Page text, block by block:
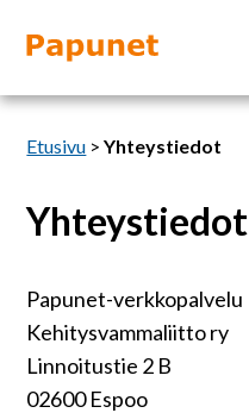
Tietoa
Materiaalit
Kuvatyökalut
Etusivu >Yhteystiedot
Yhteystiedot
Papunet-verkkopalvelu
Kehitysvammaliitto ry
Linnoitustie 2 B
02600 Espoo